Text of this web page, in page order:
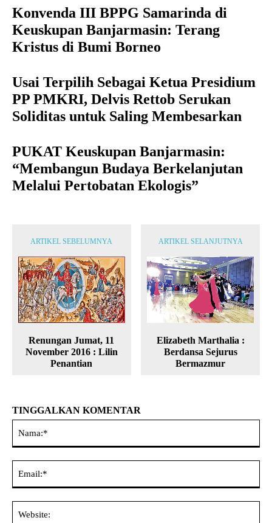
Konvenda III BPPG Samarinda di
Keuskupan Banjarmasin: Terang
Kristus di Bumi Borneo
Usai Terpilih Sebagai Ketua Presidium
PP PMKRI, Delvis Rettob Serukan
Soliditas untuk Saling Membesarkan
PUKAT Keuskupan Banjarmasin:
“Membangun Budaya Berkelanjutan
Melalui Pertobatan Ekologis”
ARTIKEL SEBELUMNYA
Renungan Jumat, 11
November 2016 : Lilin
Penantian
ARTIKEL SELANJUTNYA
Elizabeth Marthalia :
Berdansa Sejurus
Bermazmur
TINGGALKAN KOMENTAR